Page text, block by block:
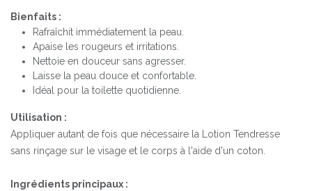
Bienfaits :
Rafraîchit immédiatement la peau.
Apaise les rougeurs et irritations.
Nettoie en douceur sans agresser.
Laisse la peau douce et confortable.
Idéal pour la toilette quotidienne.
Utilisation :
Appliquer autant de fois que nécessaire la Lotion Tendresse
sans rinçage sur le visage et le corps à l'aide d'un coton.
Ingrédients principaux :